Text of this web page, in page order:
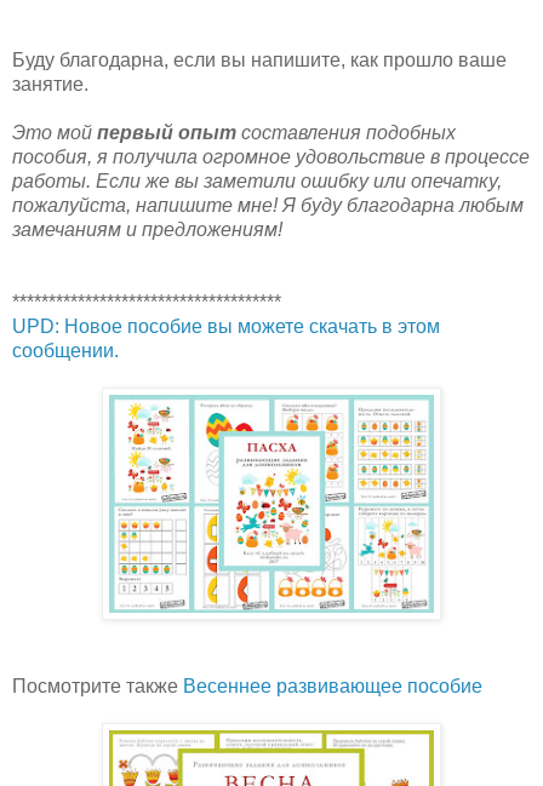
Буду благодарна, если вы напишите, как прошло ваше
занятие.
Это мой первый опыт составления подобных
пособия, я получила огромное удовольствие в процессе
работы. Если же вы заметили ошибку или опечатку,
пожалуйста, напишите мне!Я буду благодарна любым
замечаниям и предложениям!
*************************************
UPD: Новое пособие вы можете скачать в этом
сообщении.
Посмотрите также Весеннее развивающее пособие